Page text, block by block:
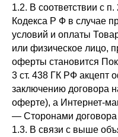
1.2. В соответствии с
Кодекса Р Ф в случае
условий и оплаты
или физическое лицо,
оферты становится
3 ст. 438 ГК РФ акцепт
заключению договора
оферте), а Интернет-
— Сторонами
1.3. В связи с выше